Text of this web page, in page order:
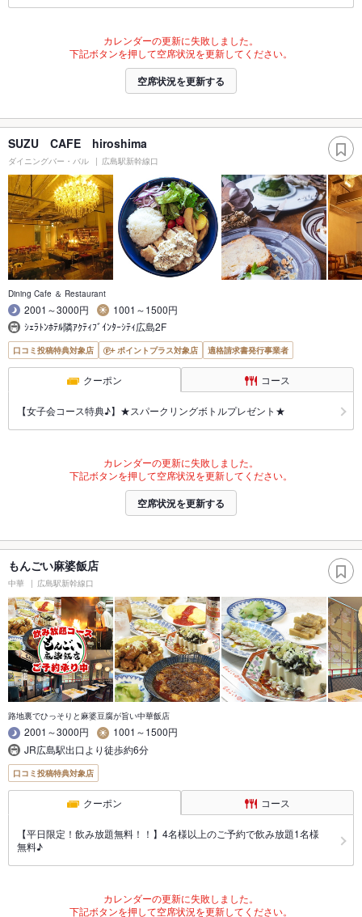
カレンダーの更新に失敗しました。
下記ボタンを押して空席状況を更新してください。
空席状況を更新する
SUZU CAFE hiroshima
ダイニングバー・バル 広島駅新幹線口
Dining Cafe ＆ Restaurant
2001～3000円
1001～1500円
ｼｪﾗﾄﾝﾎﾃﾙ隣ｱｸﾃｨﾌﾞｲﾝﾀｰｼﾃｨ広島2F
口コミ投稿特典対象店 ポイントプラス対象店 適格請求書発行事業者
クーポン コース
【女子会コース特典♪】★スパークリングボトルプレゼント★
カレンダーの更新に失敗しました。
下記ボタンを押して空席状況を更新してください。
空席状況を更新する
もんごい麻婆飯店
中華 広島駅新幹線口
路地裏でひっそりと麻婆豆腐が旨い中華飯店
2001～3000円
1001～1500円
JR広島駅出口より徒歩約6分
口コミ投稿特典対象店
クーポン コース
【平日限定！飲み放題無料！！】4名様以上のご予約で飲み放題1名様
無料♪
カレンダーの更新に失敗しました。
下記ボタンを押して空席状況を更新してください。